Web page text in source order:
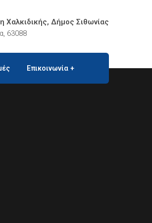
Χαλκιδικής, Δήμος Σιθωνίας
63088
Επικοινωνία